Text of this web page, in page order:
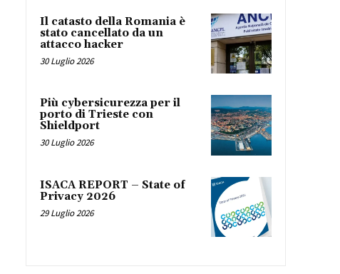
Il catasto della Romania è
stato cancellato da un
attacco hacker
30 Luglio 2026
Più cybersicurezza per il
porto di Trieste con
Shieldport
30 Luglio 2026
ISACA REPORT – State of
Privacy 2026
29 Luglio 2026